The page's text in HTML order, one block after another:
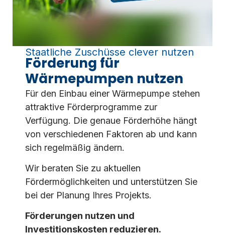
Staatliche Zuschüsse clever nutzen
Förderung für
Wärmepumpen nutzen
Für den Einbau einer Wärmepumpe stehen
attraktive Förderprogramme zur
Verfügung. Die genaue Förderhöhe hängt
von verschiedenen Faktoren ab und kann
sich regelmäßig ändern.
Wir beraten Sie zu aktuellen
Fördermöglichkeiten und unterstützen Sie
bei der Planung Ihres Projekts.
Förderungen nutzen und
Investitionskosten reduzieren.